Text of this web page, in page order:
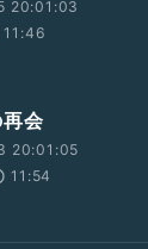
20:01:03
11:46
会
20:01:05
11:54